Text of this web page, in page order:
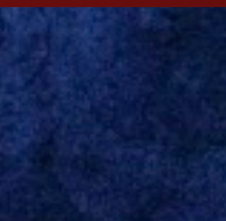
Evian, da França, Hellas Verona, da Itália, e Ludogorets, da
Bulgária. O último clube brasileiro foi a Chapecoense, em 2020.
opção de Mano Menezes no setor de meio-campo. Atualmente, na
Turquia, Gustavo Campanharo vem atuando como volante, mas
também pode ser utilizado mais avançado. Inter encaminha
contração de Campanharo de 31 anos